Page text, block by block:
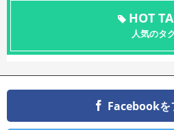
HOT
人気のタ
Facebookを